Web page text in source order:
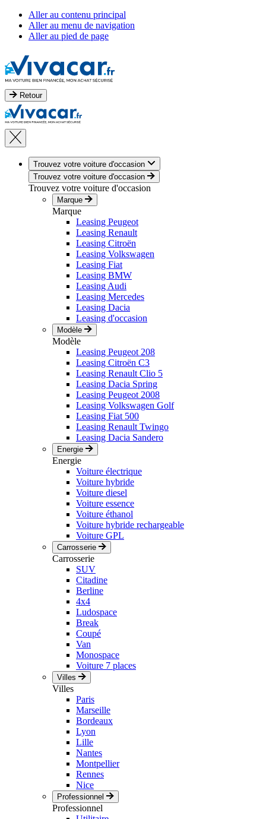
Aller au contenu principal
Aller au menu de navigation
Aller au pied de page
Retour
Trouvez votre voiture d'occasion
Trouvez votre voiture d'occasion
Trouvez votre voiture d'occasion
Marque
Marque
Leasing Peugeot
Leasing Renault
Leasing Citroën
Leasing Volkswagen
Leasing Fiat
Leasing BMW
Leasing Audi
Leasing Mercedes
Leasing Dacia
Leasing d'occasion
Modèle
Modèle
Leasing Peugeot 208
Leasing Citroën C3
Leasing Renault Clio 5
Leasing Dacia Spring
Leasing Peugeot 2008
Leasing Volkswagen Golf
Leasing Fiat 500
Leasing Renault Twingo
Leasing Dacia Sandero
Energie
Energie
Voiture électrique
Voiture hybride
Voiture diesel
Voiture essence
Voiture éthanol
Voiture hybride rechargeable
Voiture GPL
Carrosserie
Carrosserie
SUV
Citadine
Berline
4x4
Ludospace
Break
Coupé
Van
Monospace
Voiture 7 places
Villes
Villes
Paris
Marseille
Bordeaux
Lyon
Lille
Nantes
Montpellier
Rennes
Nice
Professionnel
Professionnel